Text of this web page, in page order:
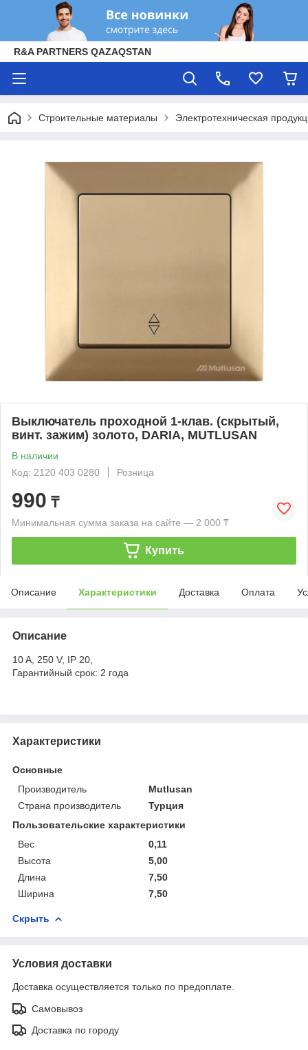
R&A PARTNERS QAZAQSTAN
Строительные материалы Электротехническая
Выключатель проходной 1-клав. (скрытый,
винт. зажим) золото, DARIA, MUTLUSAN
В наличии
Код: 2120 403 0280
Розница
990 ₸
Минимальная сумма заказа на сайте — 2 000 ₸
Купить
Описание Характеристики Доставка Оплата
Описание
10 A, 250 V, IP 20,
Гарантийный срок: 2 года
Характеристики
Основные
Производитель
Mutlusan
Страна производитель
Турция
Пользовательские характеристики
Вес
0,11
Высота
5,00
Длина
7,50
Ширина
7,50
Скрыть
Условия доставки
Доставка осуществляется только по предоплате.
Самовывоз
Доставка по городу